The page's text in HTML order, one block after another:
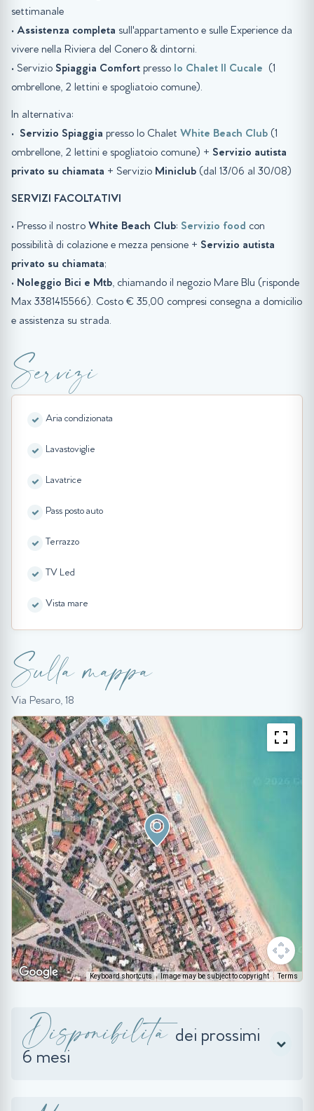
settimanale
• Assistenza completa sull'appartamento e sulle Experience da
vivere nella Riviera del Conero & dintorni.
• Servizio Spiaggia Comfort presso lo Chalet Il Cucale (1
ombrellone, 2 lettini e spogliatoio comune).
In alternativa:
• Servizio Spiaggia presso lo Chalet White Beach Club (1
ombrellone, 2 lettini e spogliatoio comune) + Servizio autista
privato su chiamata + Servizio Miniclub (dal 13/06 al 30/08)
SERVIZI FACOLTATIVI
• Presso il nostro White Beach Club: Servizio food con
possibilità di colazione e mezza pensione + Servizio autista
privato su chiamata;
• Noleggio Bici e Mtb, chiamando il negozio Mare Blu (risponde
Max 3381415566). Costo € 35,00 compresi consegna a domicilio
e assistenza su strada.
Servizi
Aria condizionata
Lavastoviglie
Lavatrice
Pass posto auto
Terrazzo
TV Led
Vista mare
Sulla mappa
Via Pesaro, 18
Keyboard shortcuts Image may be subject to copyright Terms
Disponibilità dei prossimi
6 mesi